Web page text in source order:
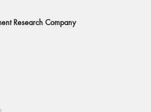
Research Company